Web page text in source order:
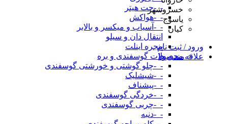
-_-جت هیتر
-_-هواکش
-_-آسیاب و میکسر و بالابر
انتقال دان و سیلو
پنجره اینلت
محصولات گوسفندی و بره
-_-چلو گوشتی و خورشتی گوسفندی
-_-شیشلیک
-_-پیشناف
-_-خردگی گوسفندی
-_-چربی گوسفندی
-_-دنبه
خسروشهر
یاسوج
کیان
ورود / ثبت نام
علاقه‌مندی ها